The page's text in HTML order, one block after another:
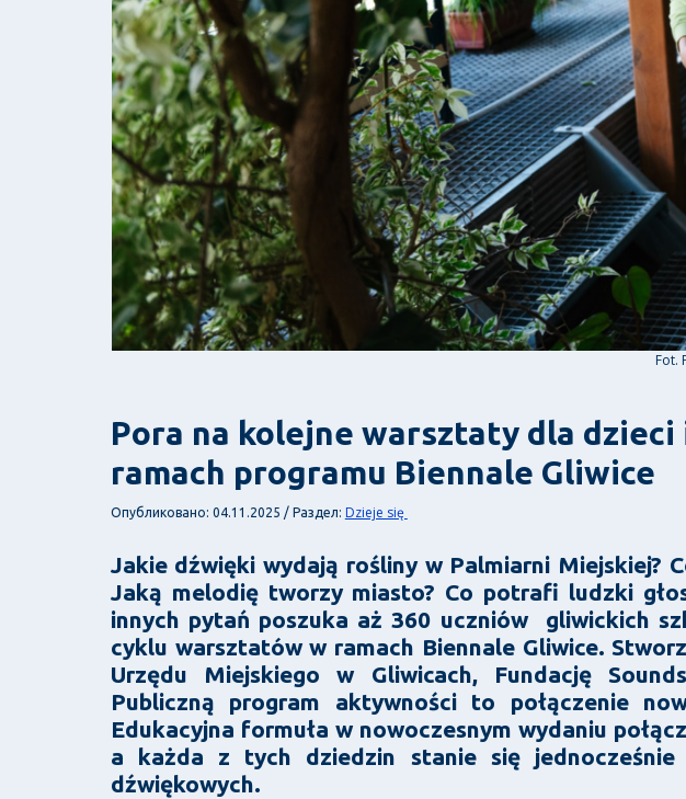
Fot.
Pora na kolejne warsztaty dla dzieci
ramach programu Biennale Gliwice
Опубликовано: 04.11.2025 / Раздел: Dzieje się
Jakie dźwięki wydają rośliny w Palmiarni Miejskiej?
Jaką melodię tworzy miasto? Co potrafi ludzki
innych pytań poszuka aż 360 uczniów gliwickich
cyklu warsztatów w ramach Biennale Gliwice.
Urzędu Miejskiego w Gliwicach, Fundację
Publiczną program aktywności to połączenie
Edukacyjna formuła w nowoczesnym wydaniu
a każda z tych dziedzin stanie się jednocześnie
dźwiękowych.